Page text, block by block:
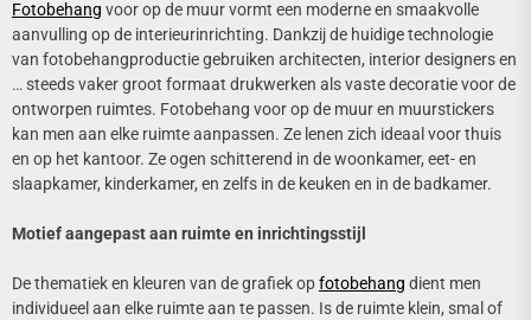
Fotobehang voor op de muur vormt een moderne en smaakvolle
aanvulling op de interieurinrichting. Dankzij de huidige technologie
van fotobehangproductie gebruiken architecten, interior designers en
… steeds vaker groot formaat drukwerken als vaste decoratie voor de
ontworpen ruimtes. Fotobehang voor op de muur en muurstickers
kan men aan elke ruimte aanpassen. Ze lenen zich ideaal voor thuis
en op het kantoor. Ze ogen schitterend in de woonkamer, eet- en
slaapkamer, kinderkamer, en zelfs in de keuken en in de badkamer.
Motief aangepast aan ruimte en inrichtingsstijl
De thematiek en kleuren van de grafiek opfotobehang dient men
individueel aan elke ruimte aan te passen. Is de ruimte klein, smal of